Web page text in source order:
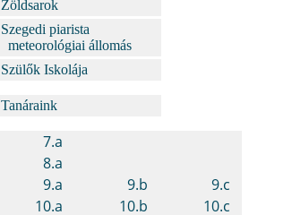
Zöldsarok
Szegedi piarista
meteorológiai állomás
Szülők Iskolája
Tanáraink